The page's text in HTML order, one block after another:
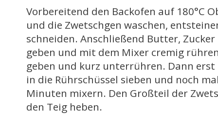
Vorbereitend den Backofen auf 180°C
und die Zwetschgen waschen,
schneiden. Anschließend Butter,
geben und mit dem Mixer cremig
geben und kurz unterrühren. Dann
in die Rührschüssel sieben und noch
Minuten mixern. Den Großteil der
den Teig heben.